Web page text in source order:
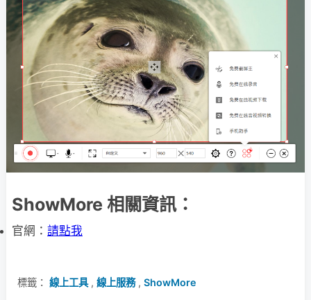
ShowMore 相關資訊：
官網： 請點我
標籤： 線上工具, 線上服務, ShowMore